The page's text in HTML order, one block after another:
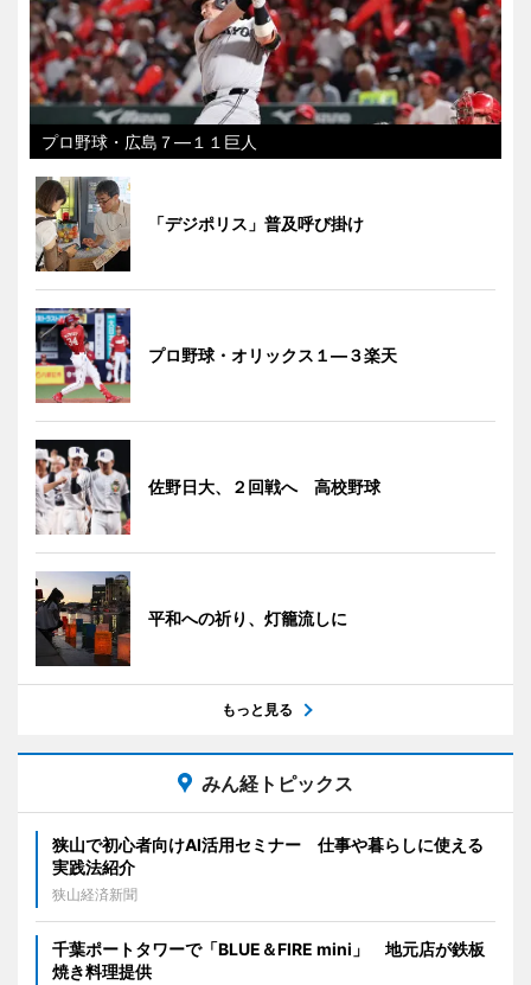
プロ野球・広島７―１１巨人
「デジポリス」普及呼び掛け
プロ野球・オリックス１―３楽天
佐野日大、２回戦へ 高校野球
平和への祈り、灯籠流しに
もっと見る
みん経トピックス
狭山で初心者向けAI活用セミナー 仕事や暮らしに使える
実践法紹介
狭山経済新聞
千葉ポートタワーで「BLUE＆FIRE mini」 地元店が鉄板
焼き料理提供